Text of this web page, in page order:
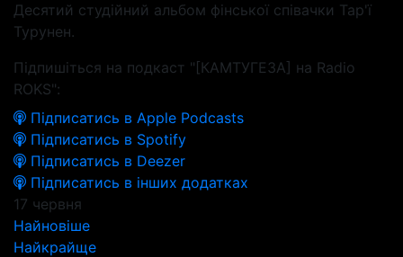
Десятий студійний альбом фінської співачки Тар'ї
Турунен.
Підпишіться на подкаст "[КАМТУГЕЗА] на Radio
ROKS":
Підписатись в Apple Podcasts
Підписатись в Spotify
Підписатись в Deezer
Підписатись в інших додатках
17 червня
Найновіше
Найкрайще